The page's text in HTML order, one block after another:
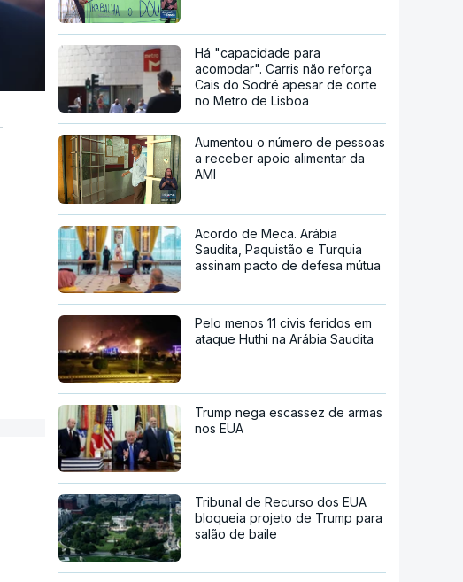
Há "capacidade para
acomodar". Carris não reforça
Cais do Sodré apesar de corte
no Metro de Lisboa
Aumentou o número de pessoas
a receber apoio alimentar da
AMI
Acordo de Meca. Arábia
Saudita, Paquistão e Turquia
assinam pacto de defesa mútua
Pelo menos 11 civis feridos em
ataque Huthi na Arábia Saudita
Trump nega escassez de armas
nos EUA
Tribunal de Recurso dos EUA
bloqueia projeto de Trump para
salão de baile